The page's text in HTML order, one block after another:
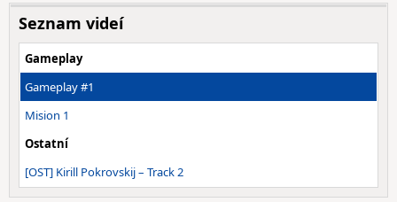
Seznam videí
Gameplay
Gameplay #1
Mision 1
Ostatní
[OST] Kirill Pokrovskij – Track 2